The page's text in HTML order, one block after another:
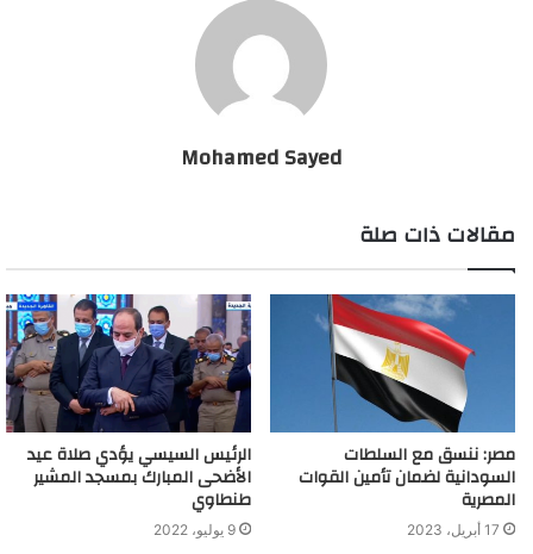
Mohamed Sayed
مقالات ذات صلة
مصر: ننسق مع السلطات
السودانية لضمان تأمين القوات
المصرية
17 أبريل، 2023
الرئيس السيسي يؤدي صلاة عيد
الأضحى المبارك بمسجد المشير
طنطاوي
9 يوليو، 2022